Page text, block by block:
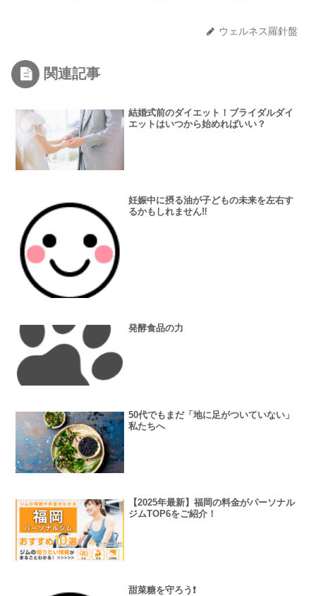
ウェルネス羅針盤
関連記事
結婚式前のダイエット！ブライダルダイ
エットはいつから始めればいい？
妊娠中に摂る油が子どもの未来を左右す
るかもしれません‼️
発酵食品の力
50代でもまだ「地に足がついていない」
私たちへ
【2025年最新】福岡の料金がパーソナル
ジムTOP6をご紹介！
甜菜糖を守ろう❗️